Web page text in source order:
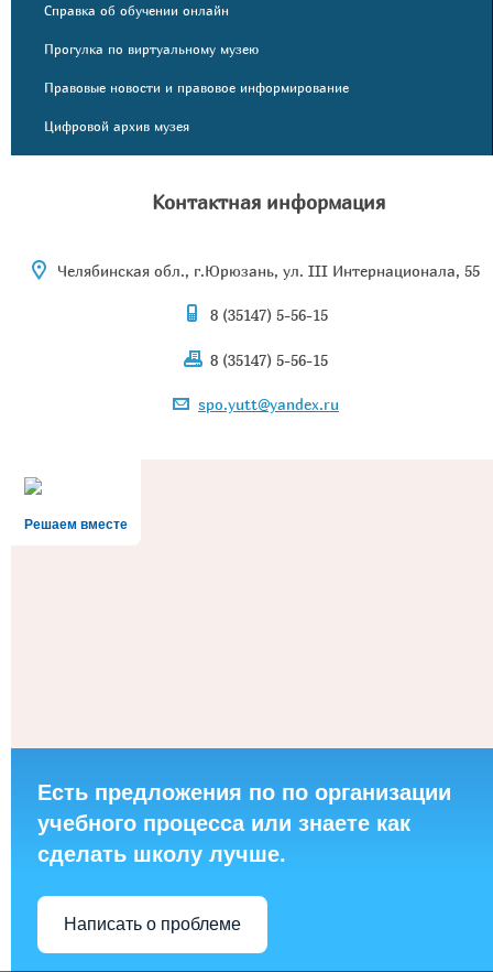
Справка об обучении онлайн
Прогулка по виртуальному музею
Правовые новости и правовое информирование
Цифровой архив музея
Контактная информация
Челябинская обл., г.Юрюзань, ул. III Интернационала, 55
8 (35147) 5-56-15
8 (35147) 5-56-15
spo.yutt@yandex.ru
Решаем вместе
Есть предложения по по организации
учебного процесса или знаете как
сделать школу лучше.
Написать о проблеме